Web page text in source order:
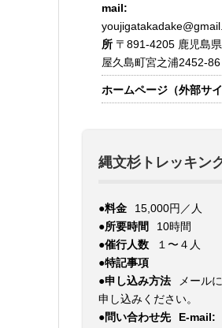
mail:
所〒891-4205 鹿児島
屋久島町宮之浦2452-86
ホームページ（外部サイ
縄文杉トレッキン
●料金
15,000円／人
●所要時間
10時間
●催行人数
１〜４人
●特記事項
●申し込み方法
メール
申し込みください。
●問い合わせ先
E-mail: